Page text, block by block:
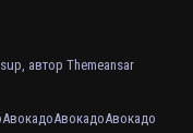
автор Themeansar
АвокадоАвокадоАвокадо